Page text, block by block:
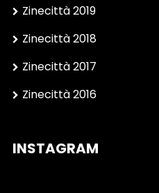
Zinecittà 2019
Zinecittà 2018
Zinecittà 2017
Zinecittà 2016
INSTAGRAM